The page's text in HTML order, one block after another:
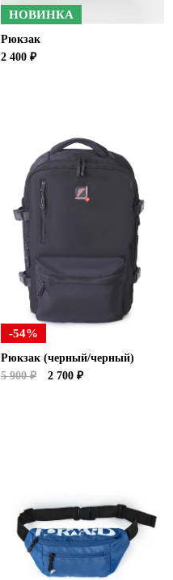
НОВИНКА
Рюкзак
2 400 ₽
-54%
Рюкзак (черный/черный)
5 900 ₽
2 700 ₽